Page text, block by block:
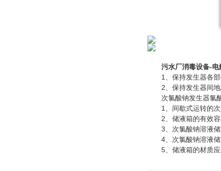
污水厂消毒设备-
1、保持发生器各部
2、保持发生器间地
次氯酸钠发生器氯酸
1、间歇式运转的次
2、储液箱的有效容
3、次氯酸钠溶液储
4、次氯酸钠溶液储
5、储液箱的材质应